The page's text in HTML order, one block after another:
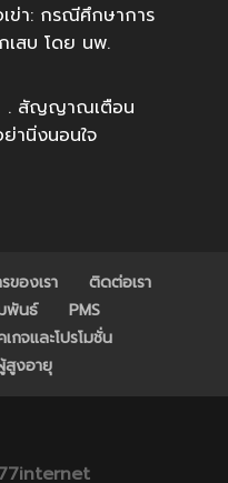
เข่า: กรณีศึกษาการ
เสบ โดย นพ.
. สัญญาณเตือน
านิ่งนอนใจ
ของเรา
ติดต่อเรา
พันธ์
PMS
กจและโปรโมชั่น
สูงอายุ